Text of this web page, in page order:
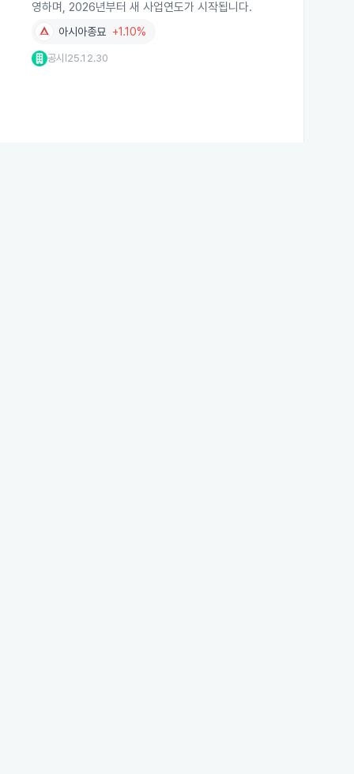
영하며, 2026년부터 새 사업연도가 시작됩니다.
아시아종묘 +1.10%
공시 25.12.30